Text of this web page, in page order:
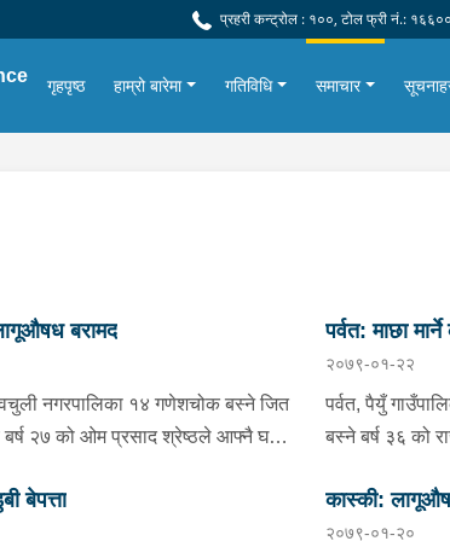
प्रहरी कन्ट्रोल : १००, टोल फ्री नं.:
गृहपृष्ठ हाम्रो बारेमा गतिविधि समाचार
बरामद
नगरपालिका १४ गणेशचोक बस्ने जित
बर्ष २७ को ओम प्रसाद श्रेष्ठले आफ्नै घर
जानकारी गराउन साथ प्रहरी टोली
लागूऔषध बरामद गरी ल्याई राखिएको,
पर्वत: माछा
२०७९-०१-२२
पर्वत, पैयुँ
बस्ने बर्ष ३६ को
क्रममा मृत्यु भएको
गएको ।
बेपत्ता कास्की:
२०७९-०१-२०